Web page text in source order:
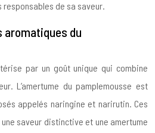
de sa saveur.
du
par un goût unique qui combine
L’amertume du pamplemousse est
appelés naringine et narirutin. Ces
saveur distinctive et une amertume